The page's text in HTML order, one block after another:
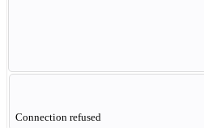
Connection refused